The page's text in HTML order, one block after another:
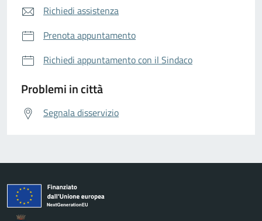
Richiedi assistenza
Prenota appuntamento
Richiedi appuntamento con il Sindaco
Problemi in città
Segnala disservizio